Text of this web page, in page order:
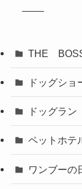
THE
ドッグショ
ドッグラン
ペットホテ
ワンブーの